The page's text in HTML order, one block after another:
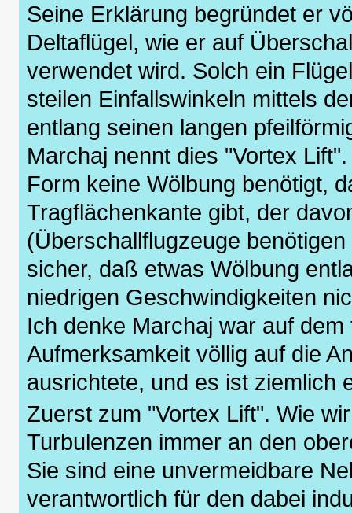
Seine Erklärung begründet er
Deltaflügel, wie er auf
verwendet wird. Solch ein
steilen Einfallswinkeln mittels
entlang seinen langen
Marchaj nennt dies "Vortex
Form keine Wölbung benötigt,
Tragflächenkante gibt, der
(Überschallflugzeuge
sicher, daß etwas Wölbung
niedrigen Geschwindigkeiten
Ich denke Marchaj war auf
Aufmerksamkeit völlig auf die
ausrichtete, und es ist ziemlich
Zuerst zum "Vortex Lift". Wie
Turbulenzen immer an den
Sie sind eine unvermeidbare
verantwortlich für den dabei